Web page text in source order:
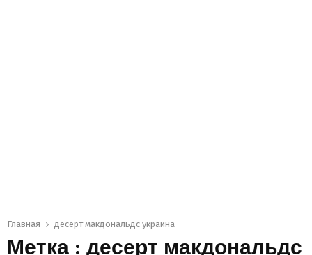
Главная десерт макдональдс украина
Метка : десерт макдональдс